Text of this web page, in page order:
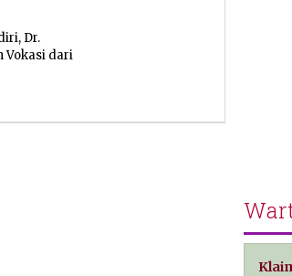
Dr.
Vokasi dari